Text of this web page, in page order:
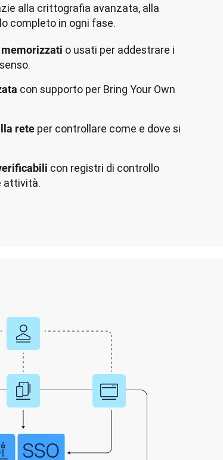
alla crittografia avanzata, alla
memorizzati o usati per addestrare i
con supporto per Bring Your Own
rete per controllare come e dove si
con registri di controllo
attività.